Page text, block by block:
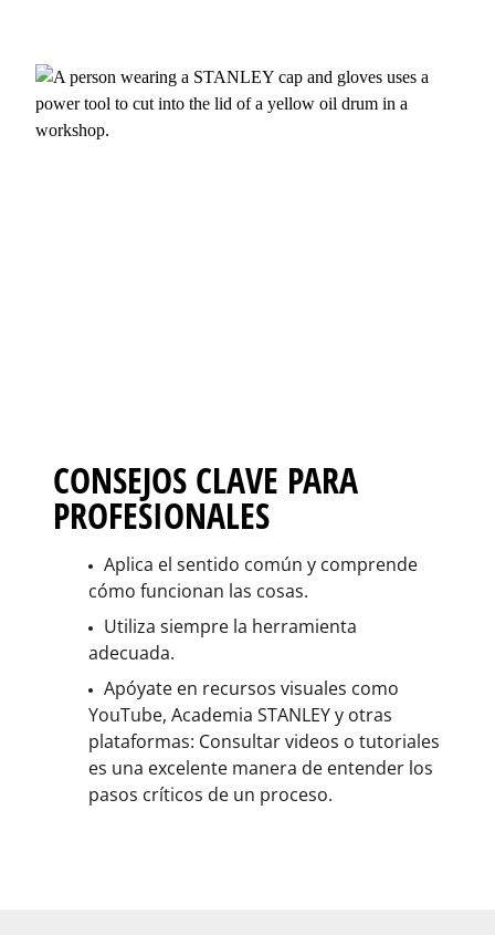
CONSEJOS CLAVE PARA
PROFESIONALES
Aplica el sentido común y comprende
cómo funcionan las cosas.
Utiliza siempre la herramienta
adecuada.
Apóyate en recursos visuales como
YouTube, Academia STANLEY y otras
plataformas: Consultar videos o tutoriales
es una excelente manera de entender los
pasos críticos de un proceso.